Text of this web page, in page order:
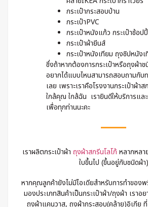
กระเป๋ากระสอบป่าน
กระเป๋าPVC
กระเป๋าหนังแก้ว กระเป๋าช้อ
กระเป๋าผ้ายีนส์
กระเป๋าหนังเทียม ถุงซิปหนังเ
ซึ่งถ้าหากต้องการกระเป๋าหรือถุงผ้า
อยากได้แบบไหนสามารถสอบถามกับท
เลย เพราะเราคือโรงงานกระเป๋าผ้าส
ใกล้คุณ ใกล้ฉัน เรายินดีให้บริการแล
เพื่อทุกท่านนะคะ
เราผลิตกระเป๋าผ้า ถุงผ้าสกรีนโลโก้ หลากหล
ใบขึ้นไป (ขึ้นอยู่กับชนิดผ้า)
หากคุณลูกค้ายังไม่มีไอเดียสำหรับการทำของ
มองประเภทสินค้าเป็นกระเป๋าผ้า/ถุงผ้า เราอ
ถุงผ้าแคนวาส, ถุงผ้ากระสอบ(คล้าย)อิเกีย